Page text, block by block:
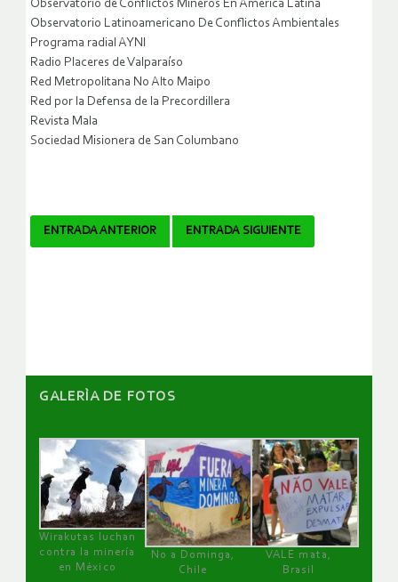
Observatorio de Conflictos Mineros En América Latina
Observatorio Latinoamericano De Conflictos Ambientales
Programa radial AYNI
Radio Placeres de Valparaíso
Red Metropolitana No Alto Maipo
Red por la Defensa de la Precordillera
Revista Mala
Sociedad Misionera de San Columbano
Navegador
ENTRADA ANTERIOR ENTRADA SIGUIENTE
GALERÌA DE FOTOS
Wirakutas luchan
contra la minería
en México
No a Dominga,
Chile
VALE mata,
Brasil